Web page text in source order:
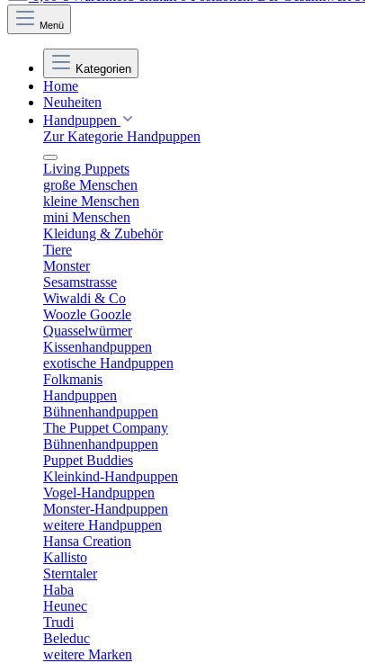
Menü
Kategorien
Home
Neuheiten
Handpuppen
Zur Kategorie Handpuppen
Living Puppets
große Menschen
kleine Menschen
mini Menschen
Kleidung & Zubehör
Tiere
Monster
Sesamstrasse
Wiwaldi & Co
Woozle Goozle
Quasselwürmer
Kissenhandpuppen
exotische Handpuppen
Folkmanis
Handpuppen
Bühnenhandpuppen
The Puppet Company
Bühnenhandpuppen
Puppet Buddies
Kleinkind-Handpuppen
Vogel-Handpuppen
Monster-Handpuppen
weitere Handpuppen
Hansa Creation
Kallisto
Sterntaler
Haba
Heunec
Trudi
Beleduc
weitere Marken